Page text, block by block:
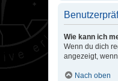
Wie kann ich
Wenn du dich
angezeigt,
Nach oben